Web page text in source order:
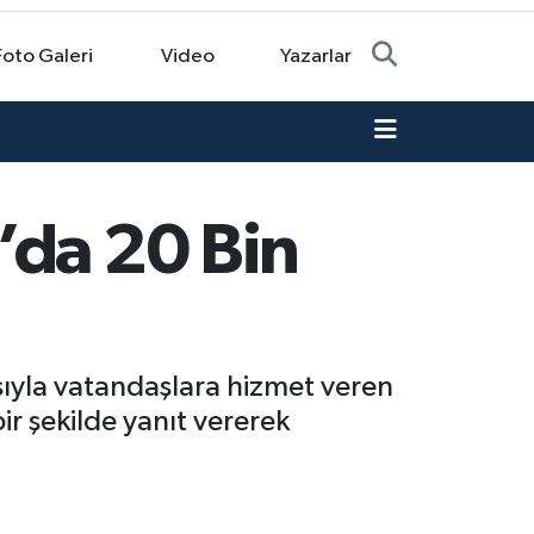
Galeri Video Yazarlar
20 Bin
vatandaşlara hizmet veren
şekilde yanıt vererek